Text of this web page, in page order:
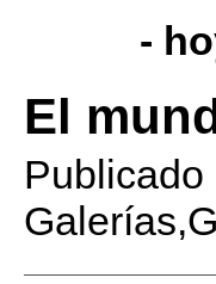
-
El
Publicado